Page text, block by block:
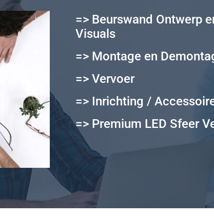
=> Beurswand Ontwerp
Visuals
=> Montage en
=> Vervoer
=> Inrichting /
=> Premium LED Sfeer